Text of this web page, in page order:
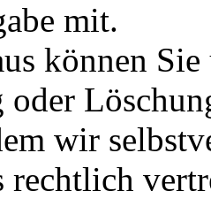
mit.
können
wir
rechtlich